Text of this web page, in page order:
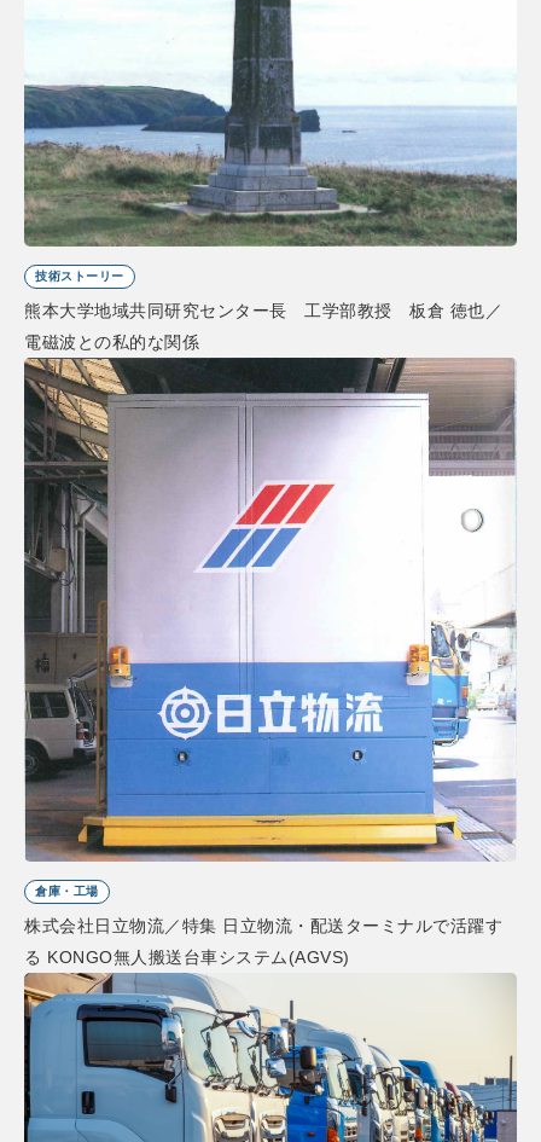
技術ストーリー
熊本大学地域共同研究センター長 工学部教授 板倉 徳也／
電磁波との私的な関係
倉庫・工場
株式会社日立物流／特集 日立物流・配送ターミナルで活躍す
る KONGO無人搬送台車システム(AGVS)